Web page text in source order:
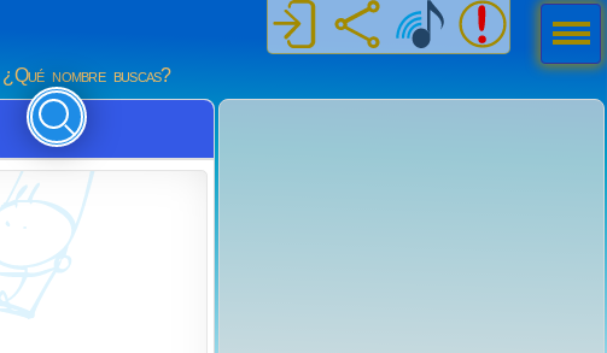
¿Qué nombre buscas?
Men
ú